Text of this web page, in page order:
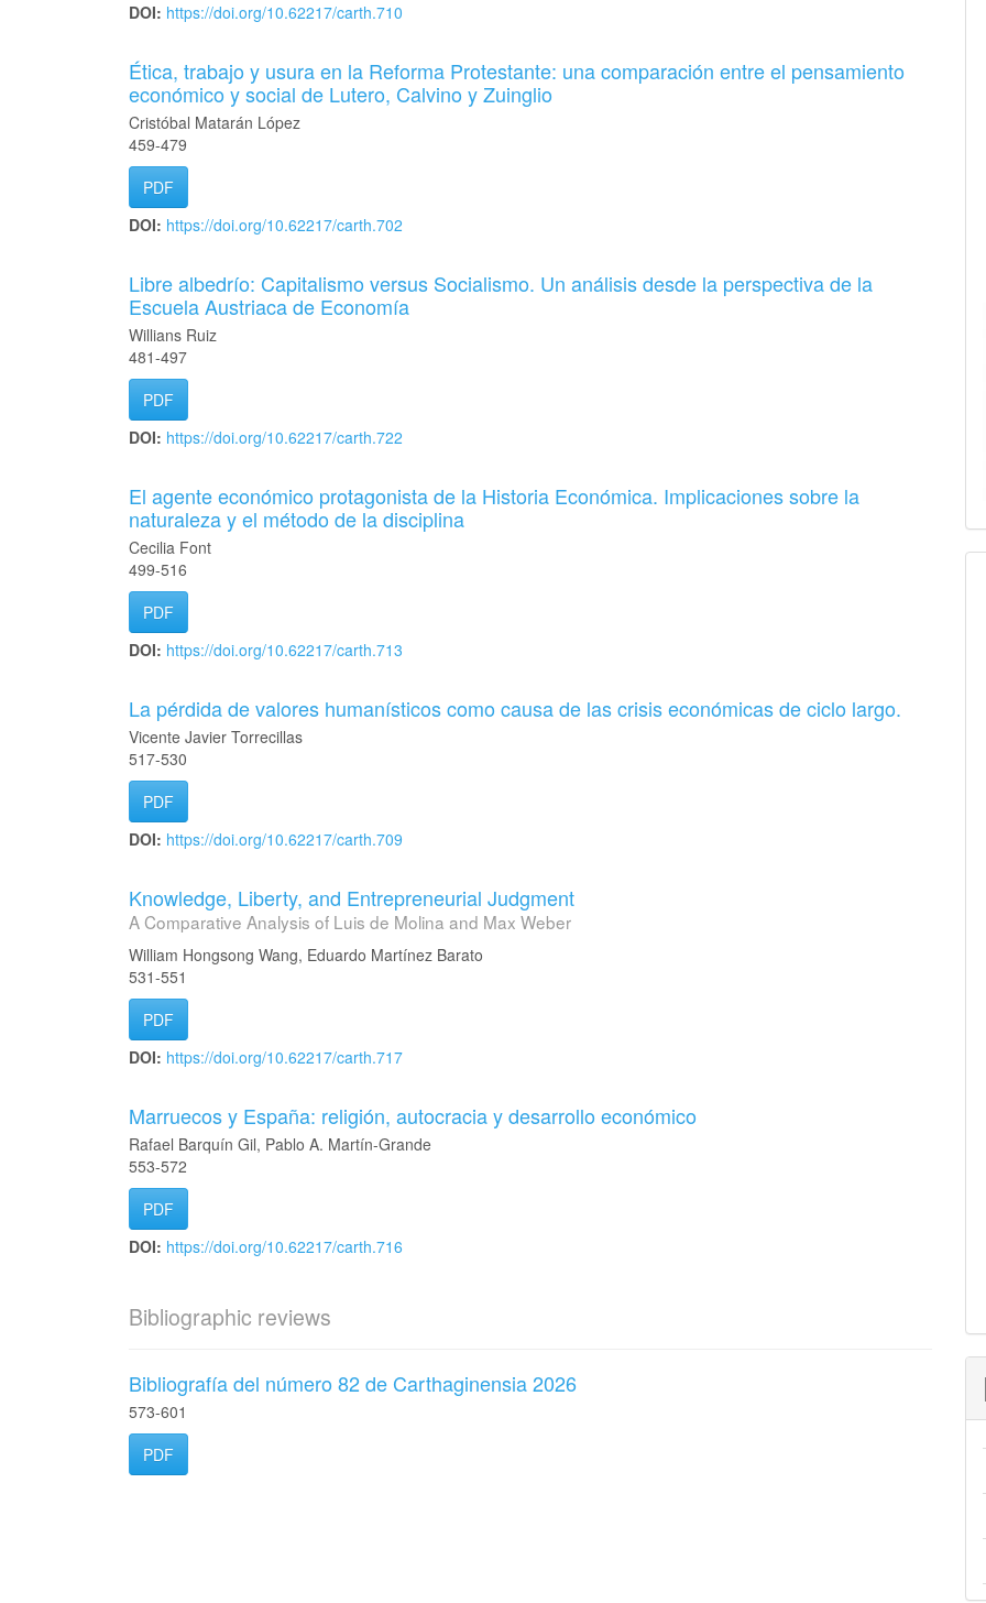
DOI: https://doi.org/10.62217/carth.710
Ética, trabajo y usura en la Reforma Protestante: una comparación entre el pensamiento
económico y social de Lutero, Calvino y Zuinglio
Cristóbal Matarán López
459-479
PDF
DOI: https://doi.org/10.62217/carth.702
Libre albedrío: Capitalismo versus Socialismo. Un análisis desde la perspectiva de la
Escuela Austriaca de Economía
Willians Ruiz
481-497
PDF
DOI: https://doi.org/10.62217/carth.722
El agente económico protagonista de la Historia Económica. Implicaciones sobre la
naturaleza y el método de la disciplina
Cecilia Font
499-516
PDF
DOI: https://doi.org/10.62217/carth.713
La pérdida de valores humanísticos como causa de las crisis económicas de ciclo largo.
Vicente Javier Torrecillas
517-530
PDF
DOI: https://doi.org/10.62217/carth.709
Knowledge, Liberty, and Entrepreneurial Judgment
A Comparative Analysis of Luis de Molina and Max Weber
William Hongsong Wang, Eduardo Martínez Barato
531-551
PDF
DOI: https://doi.org/10.62217/carth.717
Marruecos y España: religión, autocracia y desarrollo económico
Rafael Barquín Gil, Pablo A. Martín-Grande
553-572
PDF
DOI: https://doi.org/10.62217/carth.716
Bibliographic reviews
Bibliografía del número 82 de Carthaginensia 2026
573-601
PDF